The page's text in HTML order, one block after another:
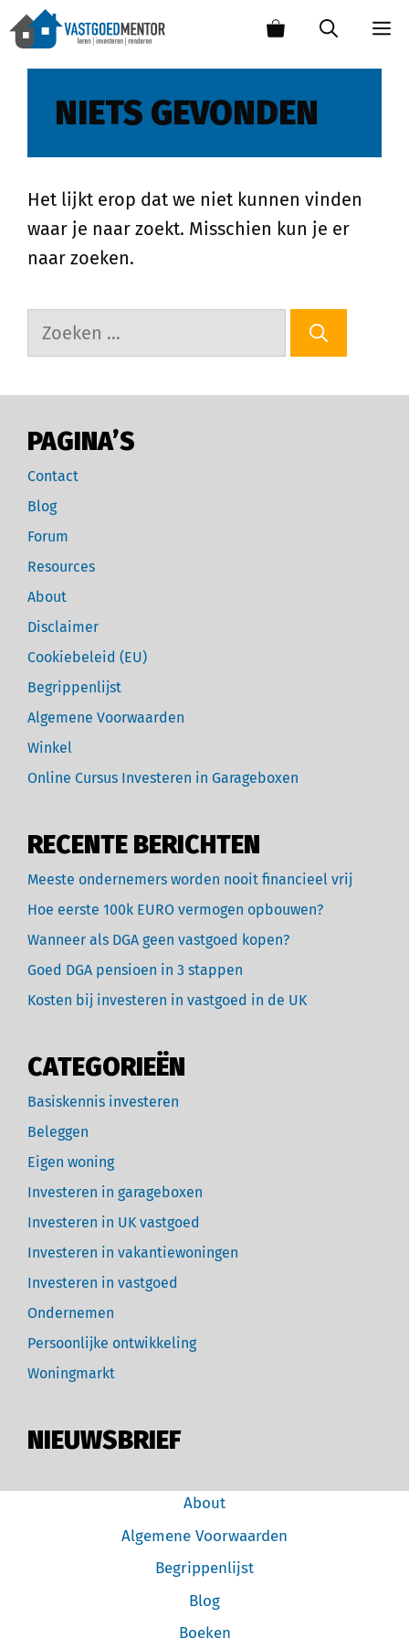
NIETS GEVONDEN
Het lijkt erop dat we niet kunnen vinden
waar je naar zoekt. Misschien kun je er
naar zoeken.
PAGINA’S
Contact
Blog
Forum
Resources
About
Disclaimer
Cookiebeleid (EU)
Begrippenlijst
Algemene Voorwaarden
Winkel
Online Cursus Investeren in Garageboxen
RECENTE BERICHTEN
Meeste ondernemers worden nooit financieel vrij
Hoe eerste 100k EURO vermogen opbouwen?
Wanneer als DGA geen vastgoed kopen?
Goed DGA pensioen in 3 stappen
Kosten bij investeren in vastgoed in de UK
CATEGORIEËN
Basiskennis investeren
Beleggen
Eigen woning
Investeren in garageboxen
Investeren in UK vastgoed
Investeren in vakantiewoningen
Investeren in vastgoed
Ondernemen
Persoonlijke ontwikkeling
Woningmarkt
NIEUWSBRIEF
About
Algemene Voorwaarden
Begrippenlijst
Blog
Boeken